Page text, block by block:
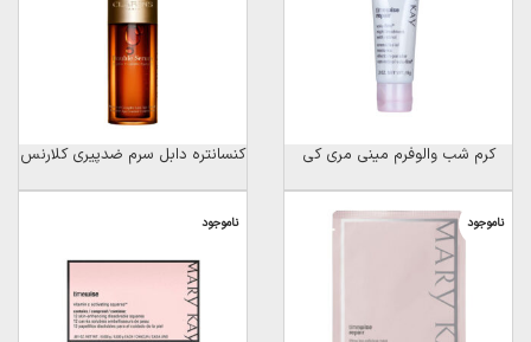
کرم شب والوفرم مینی مری کی کنسانتره دابل سرم ضدپیری کلارنس
ناموجود ناموجود